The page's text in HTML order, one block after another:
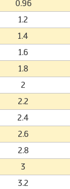
0.96
1.2
1.4
1.6
1.8
2
2.2
2.4
2.6
2.8
3
3.2